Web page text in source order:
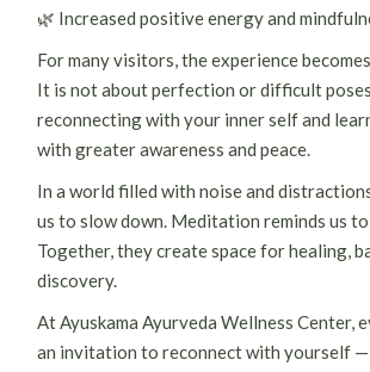
🌿 Increased positive energy and
For many visitors, the experience
It is not about perfection or difficult
reconnecting with your inner self and
with greater awareness and peace.
In a world filled with noise and
us to slow down. Meditation reminds us
Together, they create space for healing,
discovery.
At Ayuskama Ayurveda Wellness Center,
an invitation to reconnect with yourself —